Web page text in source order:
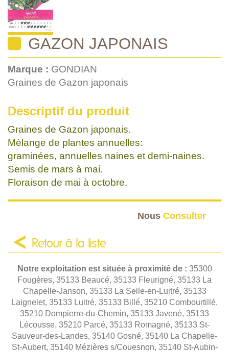
GAZON JAPONAIS
Marque : GONDIAN
Graines de Gazon japonais
Descriptif du produit
Graines de Gazon japonais.
Mélange de plantes annuelles:
graminées, annuelles naines et demi-naines.
Semis de mars à mai.
Floraison de mai à octobre.
Nous Consulter
Retour à la liste
Notre exploitation est située à proximité de : 35300
Fougères, 35133 Beaucé, 35133 Fleurigné, 35133 La
Chapelle-Janson, 35133 La Selle-en-Luitré, 35133
Laignelet, 35133 Luitré, 35133 Billé, 35210 Combourtillé,
35210 Dompierre-du-Chemin, 35133 Javené, 35133
Lécousse, 35210 Parcé, 35133 Romagné, 35133 St-
Sauveur-des-Landes, 35140 Gosné, 35140 La Chapelle-
St-Aubert, 35140 Mézières s/Couesnon, 35140 St-Aubin-